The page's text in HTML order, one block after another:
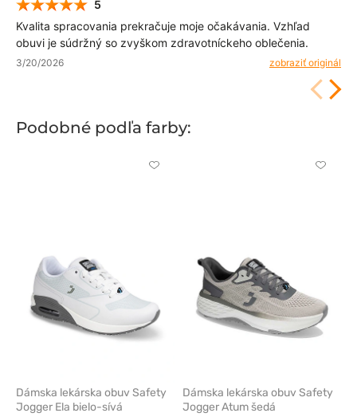
5
Kvalita spracovania prekračuje moje očakávania. Vzhľad
obuvi je súdržný so zvyškom zdravotníckeho oblečenia.
3/20/2026 zobraziť originál
Podobné podľa farby:
Kliknite
Dámska lekárska obuv Safety
Jogger Ela bielo-sívá
Kliknite
Dámska lekárska obuv Safety
Jogger Atum šedá